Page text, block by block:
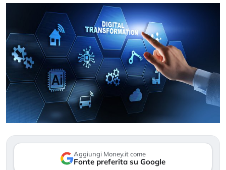
Aggiungi Money.it come
Fonte preferita su Google